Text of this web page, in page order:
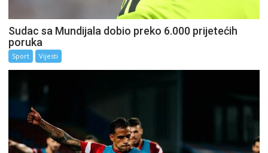
Sudac sa Mundijala dobio preko 6.000 prijetećih
poruka
Sport Vijesti